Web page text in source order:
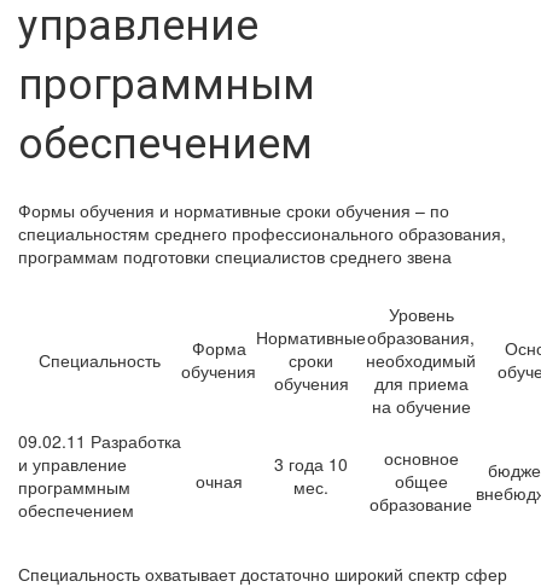
управление
программным
обеспечением
Формы обучения и нормативные сроки обучения – по
специальностям среднего профессионального образования,
программам подготовки специалистов среднего звена
Специальность
Форма
обучения
Нормативные
сроки
обучения
Уровень
образования,
необходимый
для приема
на обучение
09.02.11 Разработка
и управление
программным
обеспечением
очная
3 года 10
мес.
основное
общее
образование
Специальность охватывает достаточно широкий спектр сфер